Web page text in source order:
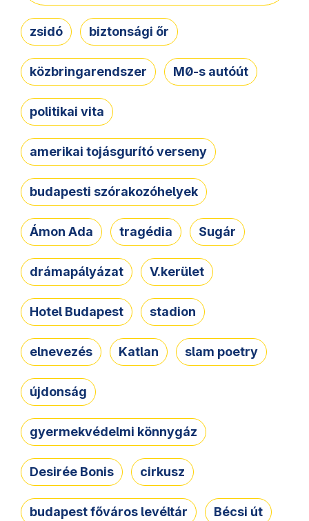
zsidó biztonsági őr
közbringarendszer M0-s autóút
politikai vita
amerikai tojásgurító verseny
budapesti szórakozóhelyek
Ámon Ada tragédia Sugár
drámapályázat V.kerület
Hotel Budapest stadion
elnevezés Katlan slam poetry
újdonság
gyermekvédelmi könnygáz
Desirée Bonis cirkusz
budapest főváros levéltár Bécsi út